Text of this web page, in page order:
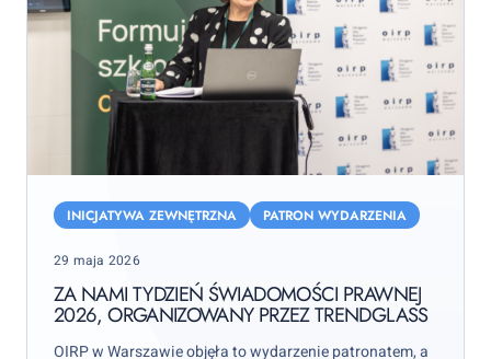
nami
Świadomości
Prawnej
2026,
organizowany
INICJATYWA ZEWNĘTRZNA PATRON WYDARZENIA
Posted
29 maja 2026
ZA NAMI TYDZIEŃ ŚWIADOMOŚCI PRAWNEJ
2026, ORGANIZOWANY PRZEZ TRENDGLASS
OIRP w Warszawie objęła to wydarzenie patronatem, a